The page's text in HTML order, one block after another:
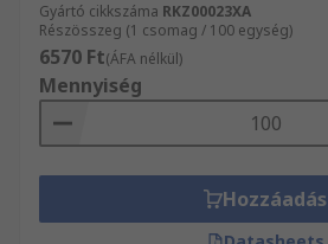
Gyártó cikkszáma RKZ00023XA
Részösszeg (1 csomag / 100 egység)
6570 Ft(ÁFA nélkül)
Mennyiség
Hozzáadás